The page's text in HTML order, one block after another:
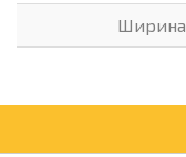
Ширина